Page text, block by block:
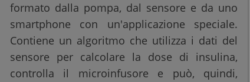
formato dalla pompa, dal sensore e da uno
smartphone con un'applicazione speciale.
Contiene un algoritmo che utilizza i dati del
sensore per calcolare la dose di insulina,
controlla il microinfusore e può, quindi,